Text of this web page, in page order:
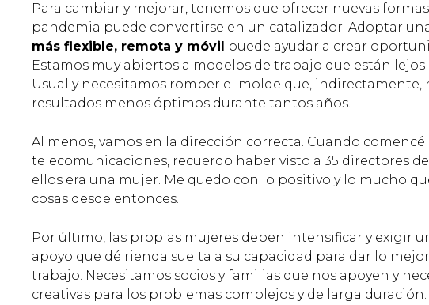
Para cambiar y mejorar, tenemos que ofrecer nuevas
pandemia puede convertirse en un catalizador. Adoptar
más flexible, remota y móvil
puede ayudar a crear
Estamos muy abiertos a modelos de trabajo que están lejos
Usual y necesitamos romper el molde que, indirectamente,
resultados menos óptimos durante tantos años.
Al menos, vamos en la dirección correcta. Cuando comencé
telecomunicaciones, recuerdo haber visto a 35 directores
ellos era una mujer. Me quedo con lo positivo y lo mucho
cosas desde entonces.
Por último, las propias mujeres deben intensificar y exigir
apoyo que dé rienda suelta a su capacidad para dar lo
trabajo. Necesitamos socios y familias que nos apoyen y
creativas para los problemas complejos y de larga